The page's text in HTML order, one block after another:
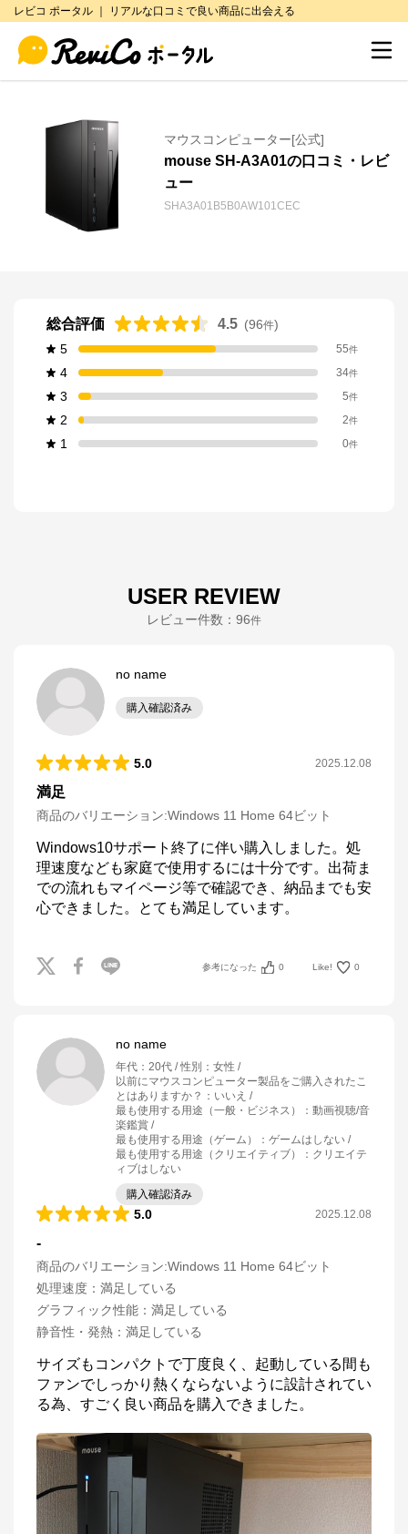
レビコ ポータル ｜ リアルな口コミで良い商品に出会える
マウスコンピューター[公式]
mouse SH-A3A01の口コミ・レビ
ュー
SHA3A01B5B0AW101CEC
総合評価 4.5 (96件)
5
55件
4 34件
3 5件
2 2件
1 0件
USER REVIEW
レビュー件数： 96件
no name
購入確認済み
5.0 2025.12.08
満足
商品のバリエーション:Windows 11 Home 64ビット
Windows10サポート終了に伴い購入しました。処
理速度なども家庭で使用するには十分です。出荷ま
での流れもマイページ等で確認でき、納品までも安
心できました。とても満足しています。
参考になった 0 Like! 0
no name
年代 ： 20代 性別 ： 女性
以前にマウスコンピューター製品をご購入されたこ
とはありますか？ ： いいえ
最も使用する用途（一般・ビジネス）
： 動画視聴/音
楽鑑賞
最も使用する用途（ゲーム）
： ゲームはしない
最も使用する用途（クリエイティブ）
： クリエイテ
ィブはしない
購入確認済み
5.0 2025.12.08
-
商品のバリエーション:Windows 11 Home 64ビット
処理速度 ： 満足している
グラフィック性能 ： 満足している
静音性・発熱 ： 満足している
サイズもコンパクトで丁度良く、起動している間も
ファンでしっかり熱くならないように設計されてい
る為、すごく良い商品を購入できました。